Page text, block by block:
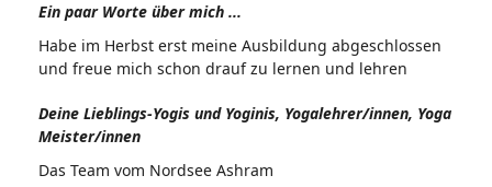
Ein paar Worte über mich ...
Habe im Herbst erst meine Ausbildung abgeschlossen
und freue mich schon drauf zu lernen und lehren
Deine Lieblings-Yogis und Yoginis, Yogalehrer/innen, Yoga
Meister/innen
Das Team vom Nordsee Ashram